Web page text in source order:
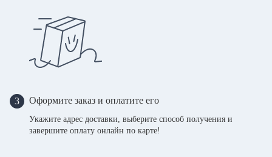
3 Оформите заказ и оплатите его
Укажите адрес доставки, выберите способ получения и
завершите оплату онлайн по карте!